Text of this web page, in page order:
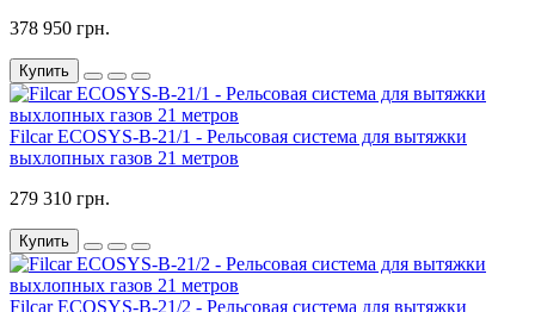
378 950 грн.
Купить
Filcar ECOSYS-B-21/1 - Рельсовая система для вытяжки
выхлопных газов 21 метров
279 310 грн.
Купить
Filcar ECOSYS-B-21/2 - Рельсовая система для вытяжки